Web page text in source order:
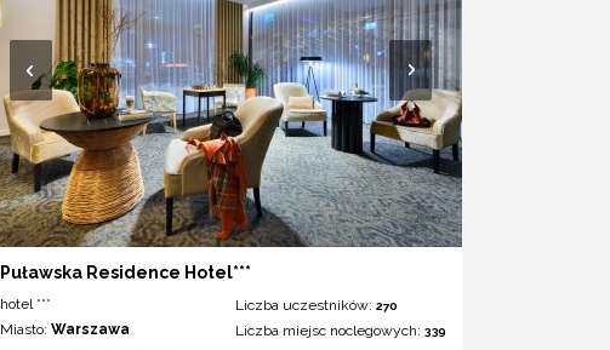
Puławska Residence Hotel***
hotel ***
Miasto:Warszawa
Liczba uczestników: 270
Liczba miejsc noclegowych: 339